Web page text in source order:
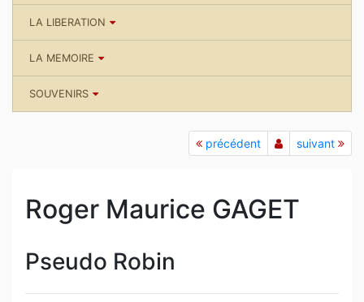
LA LIBERATION
LA MEMOIRE
SOUVENIRS
précédent suivant
Roger Maurice GAGET
Pseudo Robin